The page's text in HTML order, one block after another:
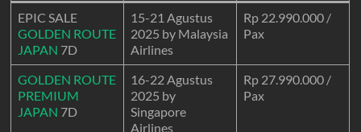
EPIC SALE
GOLDEN ROUTE
JAPAN 7D
15-21 Agustus
2025 by Malaysia
Airlines
Rp 22.990.000 /
Pax
GOLDEN ROUTE
PREMIUM
JAPAN 7D
16-22 Agustus
2025 by
Singapore
Airlines
Rp 27.990.000 /
Pax